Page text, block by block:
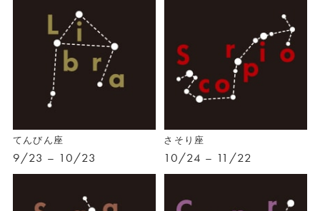
てんびん座
9/23 – 10/23
さそり座
10/24 – 11/22